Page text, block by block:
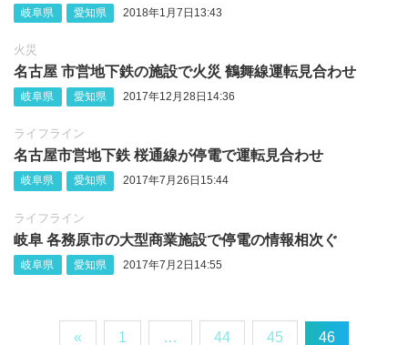
岐阜県 愛知県 2018年1月7日13:43
火災
名古屋 市営地下鉄の施設で火災 鶴舞線運転見合わせ
岐阜県 愛知県 2017年12月28日14:36
ライフライン
名古屋市営地下鉄 桜通線が停電で運転見合わせ
岐阜県 愛知県 2017年7月26日15:44
ライフライン
岐阜 各務原市の大型商業施設で停電の情報相次ぐ
岐阜県 愛知県 2017年7月2日14:55
« 1 … 44 45 46